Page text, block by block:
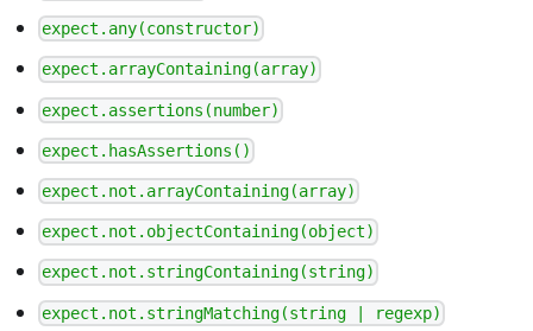
expect.any(constructor)
expect.arrayContaining(array)
expect.assertions(number)
expect.hasAssertions()
expect.not.arrayContaining(array)
expect.not.objectContaining(object)
expect.not.stringContaining(string)
expect.not.stringMatching(string | regexp)